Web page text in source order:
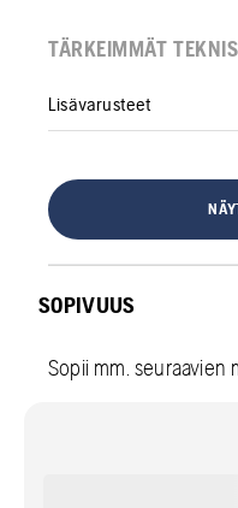
TÄRKEIMMÄT
Lisävarusteet
SOPIVUUS
Sopii mm. seuraavien